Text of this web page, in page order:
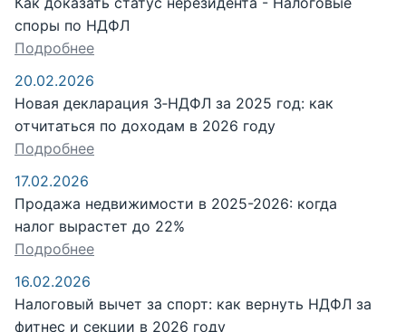
споры по НДФЛ
Подробнее
20.02.2026
Новая декларация 3‑НДФЛ за 2025 год: как
отчитаться по доходам в 2026 году
Подробнее
17.02.2026
Продажа недвижимости в 2025-2026: когда
налог вырастет до 22%
Подробнее
16.02.2026
Налоговый вычет за спорт: как вернуть НДФЛ за
фитнес и секции в 2026 году